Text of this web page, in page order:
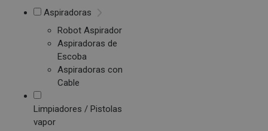
Aspiradoras
Robot Aspirador
Aspiradoras de
Escoba
Aspiradoras con
Cable
Limpiadores / Pistolas
vapor